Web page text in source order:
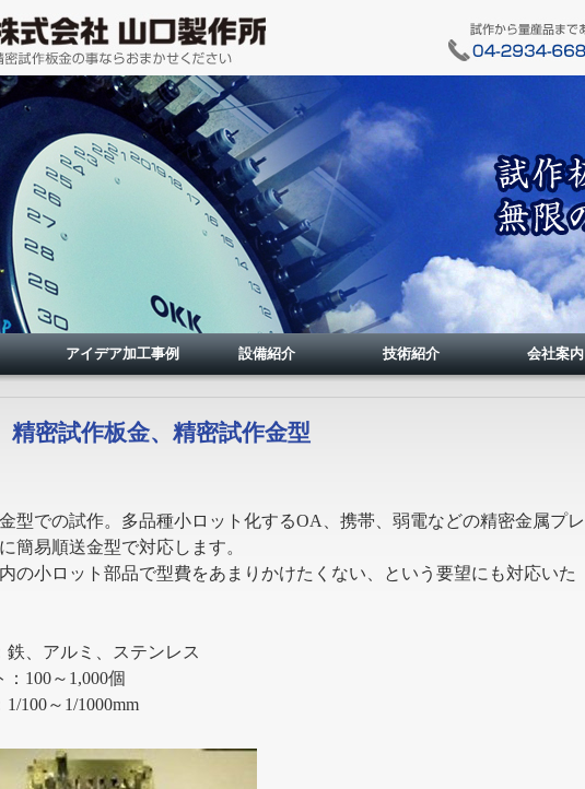
アイデア加工事例 設備紹介 技術紹介 会社案内
精密試作板金、精密試作金型
型での試作。多品種小ロット化するOA、携帯、弱電などの精密金属プレ
簡易順送金型で対応します。
の小ロット部品で型費をあまりかけたくない、という要望にも対応いた
鉄、アルミ、ステンレス
：100～1,000個
1/100～1/1000mm